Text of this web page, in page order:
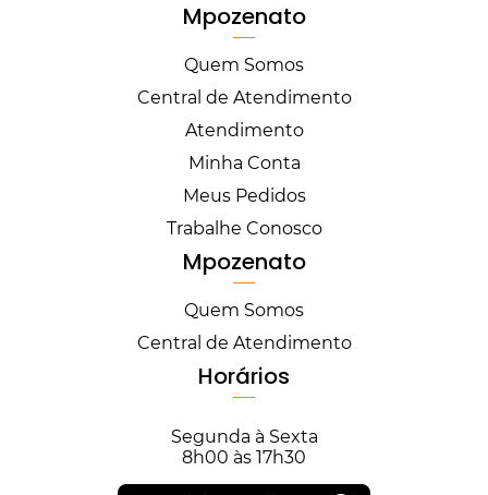
Mpozenato
Quem Somos
Central de Atendimento
Atendimento
Minha Conta
Meus Pedidos
Trabalhe Conosco
Mpozenato
Quem Somos
Central de Atendimento
Horários
Segunda à Sexta
8h00 às 17h30